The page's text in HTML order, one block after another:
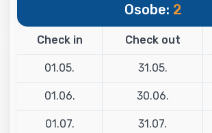
Osobe: 2
Check in Check out
01.05. 31.05.
01.06. 30.06.
01.07. 31.07.